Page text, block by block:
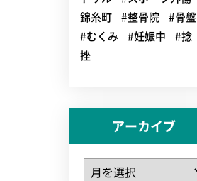
錦糸町
#整骨院
#骨盤
#むくみ
#妊娠中
#捻
挫
アーカイブ